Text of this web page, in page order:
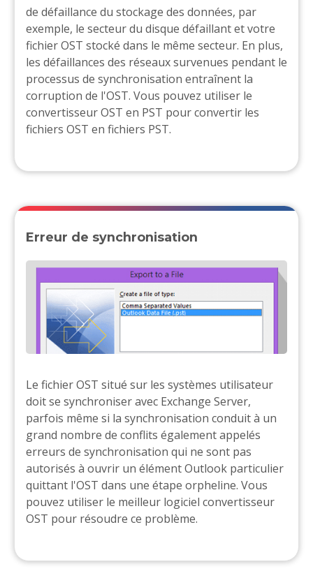
de défaillance du stockage des données, par
exemple, le secteur du disque défaillant et votre
fichier OST stocké dans le même secteur. En plus,
les défaillances des réseaux survenues pendant le
processus de synchronisation entraînent la
corruption de l'OST. Vous pouvez utiliser le
convertisseur OST en PST pour convertir les
fichiers OST en fichiers PST.
Erreur de synchronisation
Le fichier OST situé sur les systèmes utilisateur
doit se synchroniser avec Exchange Server,
parfois même si la synchronisation conduit à un
grand nombre de conflits également appelés
erreurs de synchronisation qui ne sont pas
autorisés à ouvrir un élément Outlook particulier
quittant l'OST dans une étape orpheline. Vous
pouvez utiliser le meilleur logiciel convertisseur
OST pour résoudre ce problème.